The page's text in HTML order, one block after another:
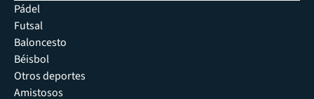
Pádel
Futsal
Baloncesto
Béisbol
Otros deportes
Amistosos